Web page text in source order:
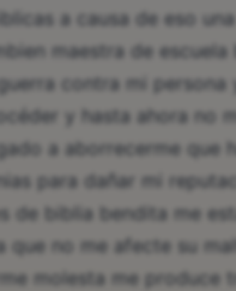
a causa de eso una
maestra de escuela
contra mi persona
y hasta ahora no
a aborrecerme que
para dañar mi
de biblia bendita me
que no me afecte su
molesta me produce